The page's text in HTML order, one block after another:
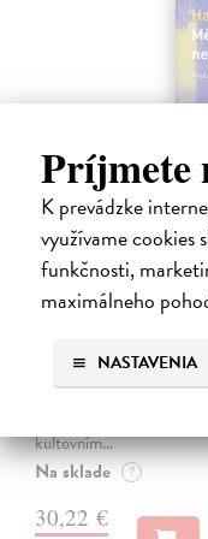
Príjmete
K prevádzke
využívame cookies
funkčnosti,
maximálneho
NASTAVENIA
Město a jeho
Ty jsi to byla, kdo mi
dlouho očekávaný
kultovním…
Na sklade ?
30,22 €